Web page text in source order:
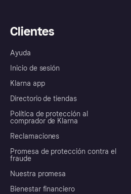
Clientes
Ayuda
Inicio de sesión
Klarna app
Directorio de tiendas
Política de protección al
comprador de Klarna
Reclamaciones
Promesa de protección contra el
fraude
Nuestra promesa
Bienestar financiero